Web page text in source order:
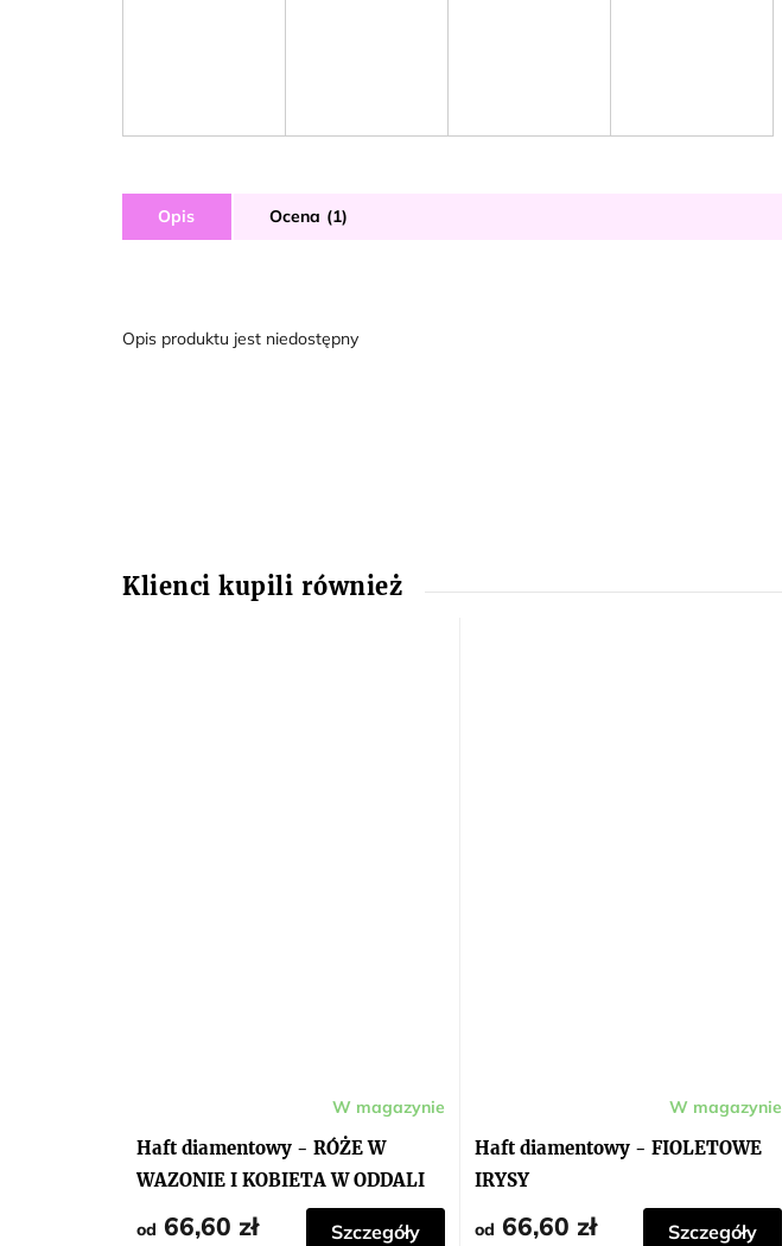
Opis Ocena (1)
Opis produktu jest niedostępny
Haft diamentowy - RÓŻE W
WAZONIE I KOBIETA W ODDALI
W magazynie
od 66,60 zł Szczegóły
Haft diamentowy - FIOLETOWE
IRYSY
W magazynie
od 66,60 zł Szczegóły